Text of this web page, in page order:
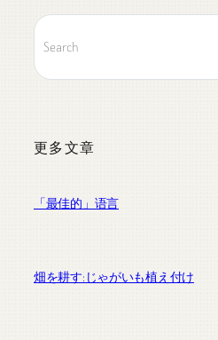
更多文章
「最佳的」语言
畑を耕す:じゃがいも植え付け